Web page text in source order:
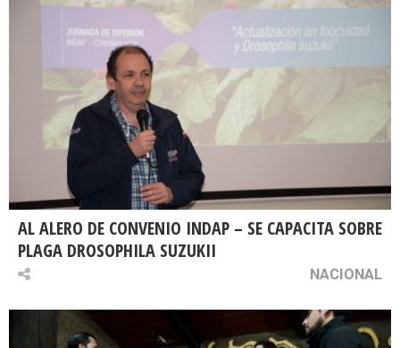
AL ALERO DE CONVENIO INDAP – SE CAPACITA SOBRE
PLAGA DROSOPHILA SUZUKII
NACIONAL